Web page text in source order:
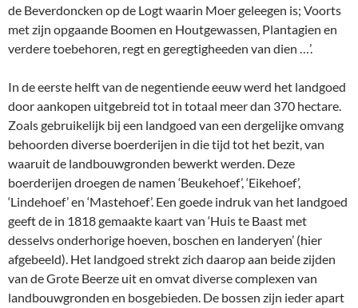
de Beverdoncken op de Logt waarin Moer geleegen is; Voorts
met zijn opgaande Boomen en Houtgewassen, Plantagien en
verdere toebehoren, regt en geregtigheeden van dien …’.
In de eerste helft van de negentiende eeuw werd het landgoed
door aankopen uitgebreid tot in totaal meer dan 370 hectare.
Zoals gebruikelijk bij een landgoed van een dergelijke omvang
behoorden diverse boerderijen in die tijd tot het bezit, van
waaruit de landbouwgronden bewerkt werden. Deze
boerderijen droegen de namen ‘Beukehoef’, ‘Eikehoef’,
‘Lindehoef’ en ‘Mastehoef’. Een goede indruk van het landgoed
geeft de in 1818 gemaakte kaart van ‘Huis te Baast met
desselvs onderhorige hoeven, boschen en landeryen’ (hier
afgebeeld). Het landgoed strekt zich daarop aan beide zijden
van de Grote Beerze uit en omvat diverse complexen van
landbouwgronden en bosgebieden. De bossen zijn ieder apart